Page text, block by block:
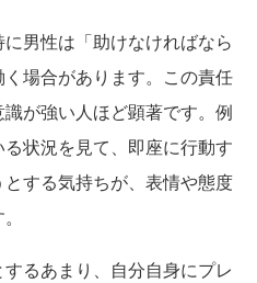
男性は「助けなければなら
場合があります。この責任
が強い人ほど顕著です。例
状況を見て、即座に行動す
する気持ちが、表情や態度
るあまり、自分自身にプレ